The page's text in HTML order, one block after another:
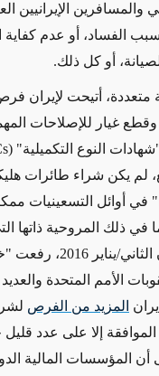
الإيرانيين
الفساد، أو عدم كفاية
أو كل ذلك.
متعددة، أتيحت لإيران
غيار للإصلاحات
النوع التكميلية" (
لم يكن شراء طائرات
في أوائل التسعينيات
أيار/مايو. وفي كانون
الأمم المتحدة
المزيد من الفرص
الموافقة إلا على عدد
المؤسسات المالية